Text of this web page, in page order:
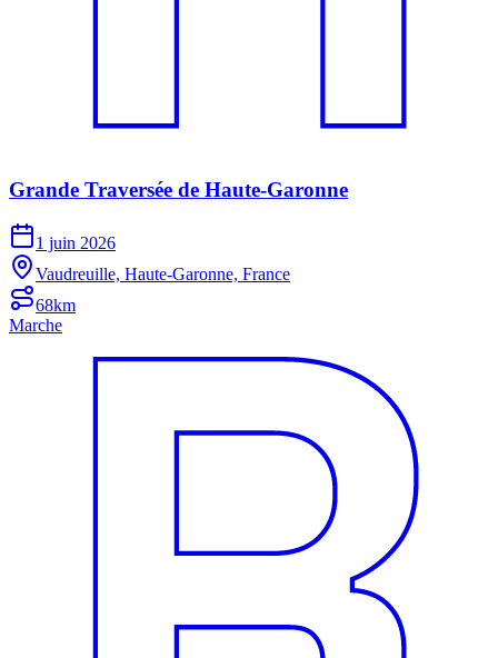
Grande Traversée de Haute-Garonne
1 juin 2026
Vaudreuille, Haute-Garonne, France
68km
Marche